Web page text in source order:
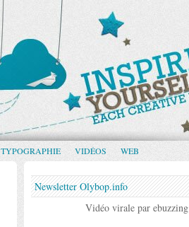
TYPOGRAPHIE VIDÉOS WEB
Newsletter Olybop.info
Vidéo virale par ebuzzing